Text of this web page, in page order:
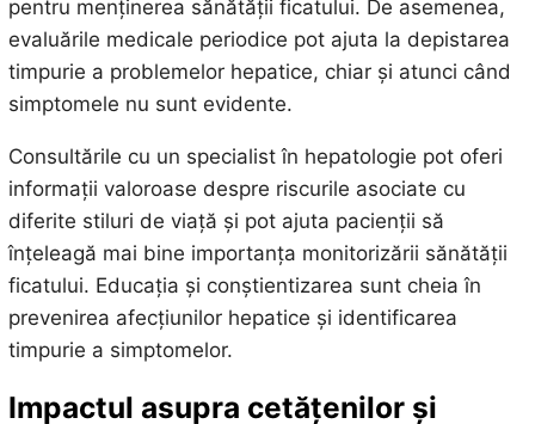
pentru menținerea sănătății ficatului. De asemenea,
evaluările medicale periodice pot ajuta la depistarea
timpurie a problemelor hepatice, chiar și atunci când
simptomele nu sunt evidente.
Consultările cu un specialist în hepatologie pot oferi
informații valoroase despre riscurile asociate cu
diferite stiluri de viață și pot ajuta pacienții să
înțeleagă mai bine importanța monitorizării sănătății
ficatului. Educația și conștientizarea sunt cheia în
prevenirea afecțiunilor hepatice și identificarea
timpurie a simptomelor.
Impactul asupra cetățenilor și